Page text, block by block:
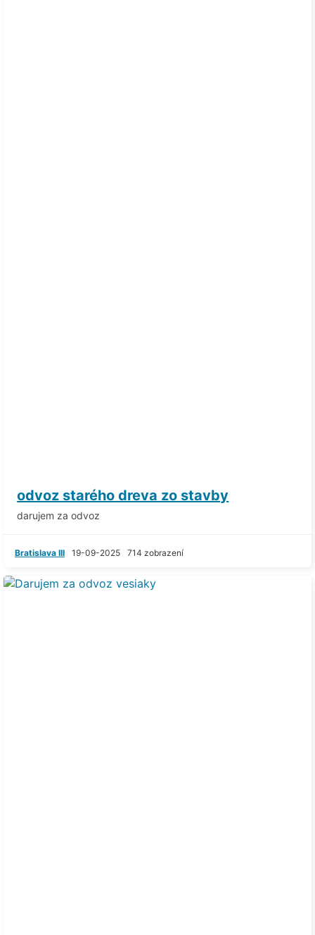
odvoz starého dreva zo stavby
darujem za odvoz
Bratislava III 19-09-2025 714 zobrazení